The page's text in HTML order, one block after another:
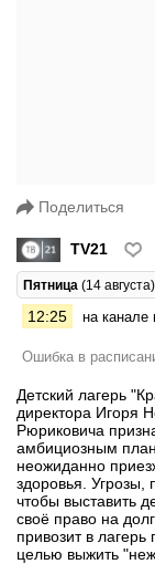
Поделиться
TV21
Пятница (14 августа)
12:25 на
Ошибка в
Детский лагерь
директора Игоря
Рюриковича
амбициозным
неожиданно
здоровья. Угрозы,
чтобы выставить
своё право на
привозит в
целью выжить